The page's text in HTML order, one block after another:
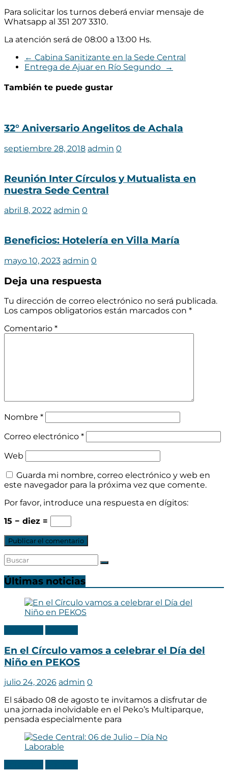
Para solicitar los turnos deberá enviar mensaje de
Whatsapp al 351 207 3310.
La atención será de 08:00 a 13:00 Hs.
← Cabina Sanitizante en la Sede Central
Entrega de Ajuar en Río Segundo →
También te puede gustar
32° Aniversario Angelitos de Achala
septiembre 28, 2018 admin 0
Reunión Inter Círculos y Mutualista en
nuestra Sede Central
abril 8, 2022 admin 0
Beneficios: Hotelería en Villa María
mayo 10, 2023 admin 0
Deja una respuesta
Tu dirección de correo electrónico no será publicada.
Los campos obligatorios están marcados con *
Comentario *
Nombre *
Correo electrónico *
Web
Guarda mi nombre, correo electrónico y web en
este navegador para la próxima vez que comente.
Por favor, introduce una respuesta en dígitos:
15 − diez =
Últimas noticias
En el Círculo vamos a celebrar el Día del
Niño en PEKOS
julio 24, 2026 admin 0
El sábado 08 de agosto te invitamos a disfrutar de
una jornada inolvidable en el Peko’s Multiparque,
pensada especialmente para